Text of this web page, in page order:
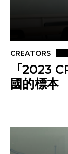
CREATORS
「2023
國的標本